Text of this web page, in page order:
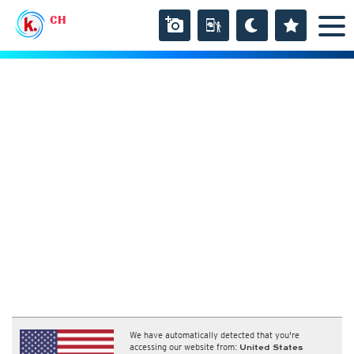
CH
We have automatically detected that you're
accessing our website from: United States